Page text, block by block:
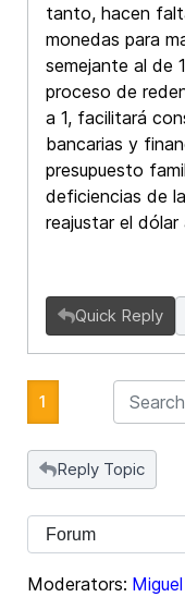
tanto, hacen
monedas para
semejante al de
proceso de
a 1, facilitará
bancarias y
presupuesto
deficiencias de
reajustar el dólar
Quick Reply
1
Reply Topic
Moderators: